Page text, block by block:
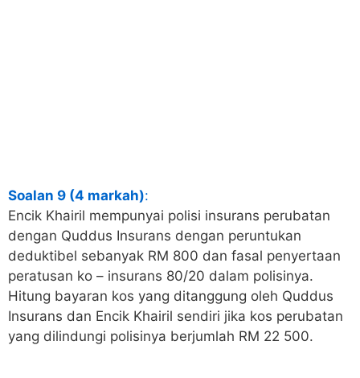
Soalan 9 (4 markah):
Encik Khairil mempunyai polisi insurans perubatan
dengan Quddus Insurans dengan peruntukan
deduktibel sebanyak RM 800 dan fasal penyertaan
peratusan ko – insurans 80/20 dalam polisinya.
Hitung bayaran kos yang ditanggung oleh Quddus
Insurans dan Encik Khairil sendiri jika kos perubatan
yang dilindungi polisinya berjumlah RM 22 500.